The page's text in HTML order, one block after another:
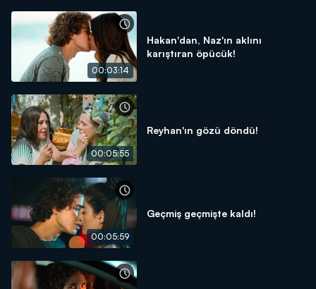
00:03:14
Hakan'dan, Naz'ın aklını
karıştıran öpücük!
00:05:55
Reyhan'ın gözü döndü!
00:05:59
Geçmiş geçmişte kaldı!